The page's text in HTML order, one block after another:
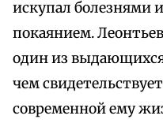
искупал болезнями
покаянием.
один из
чем
современной ему